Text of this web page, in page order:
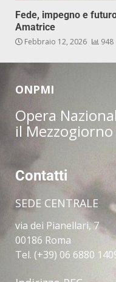
Fede, impegno e
Amatrice
Febbraio 12, 2026 948
ONPMI
Opera
il
Contatti
SEDE CENTRALE
via dei Pianellari, 7
00186 Roma
Tel. (+39) 06 6880